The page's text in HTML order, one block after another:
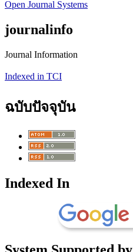
Open Journal Systems
journalinfo
Journal Information
Indexed in TCI
ฉบับปัจจุบัน
Indexed In